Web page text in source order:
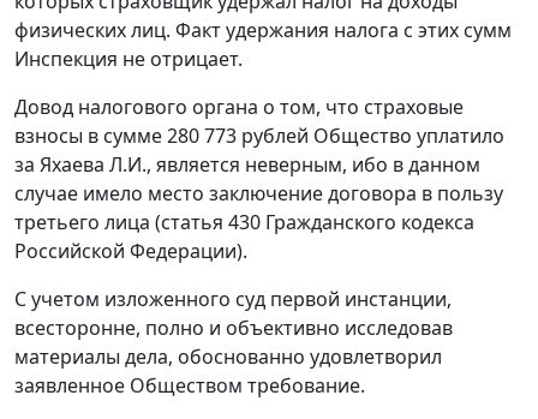
физических лиц. Факт удержания налога с этих сумм
Инспекция не отрицает.
Довод налогового органа о том, что страховые
взносы в сумме 280 773 рублей Общество уплатило
за Яхаева Л.И., является неверным, ибо в данном
случае имело место заключение договора в пользу
третьего лица (статья 430 Гражданского кодекса
Российской Федерации).
С учетом изложенного суд первой инстанции,
всесторонне, полно и объективно исследовав
материалы дела, обоснованно удовлетворил
заявленное Обществом требование.